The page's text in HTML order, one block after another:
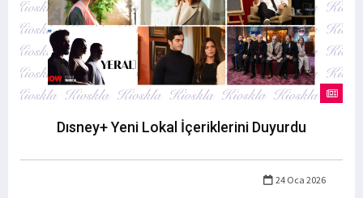
Dısney+ Yeni Lokal İçeriklerini Duyurdu
24 Oca 2026